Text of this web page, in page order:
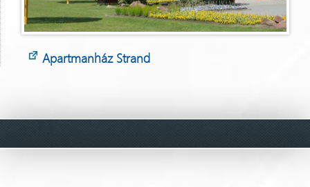
Apartmanház Strand